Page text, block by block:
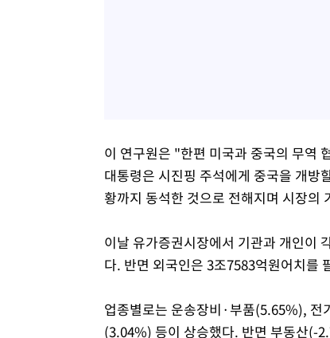
이 연구원은 "한편 미국과 중국의 무역
대통령은 시진핑 주석에게 중국을 개방
황까지 동석한 것으로 전해지며 시장의
이날 유가증권시장에서 기관과 개인이
다. 반면 외국인은 3조7583억원어치를
업종별로는 운송장비·부품(5.65%),
(3.04%) 등이 상승했다. 반면 부동산(-